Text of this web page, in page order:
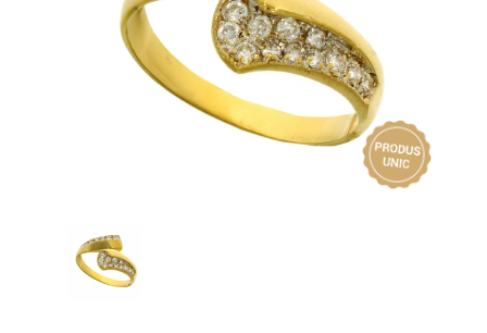
BIJUTERII COPII